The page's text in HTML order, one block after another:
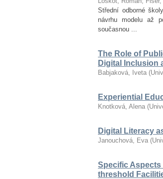
Střední odborné
návrhu modelu až
současnou ...
The Role of
Digital Inclusion
Babjaková, Iveta (
Experiential
Knotková, Alena (
Digital Literacy
Janouchová, Eva (
Specific Aspects
threshold